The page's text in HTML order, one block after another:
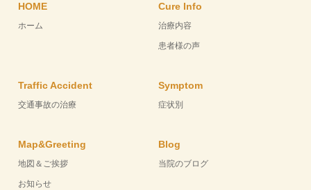
HOME
ホーム
Cure Info
治療内容
患者様の声
Traffic Accident
交通事故の治療
Symptom
症状別
Map&Greeting
地図＆ご挨拶
お知らせ
Blog
当院のブログ